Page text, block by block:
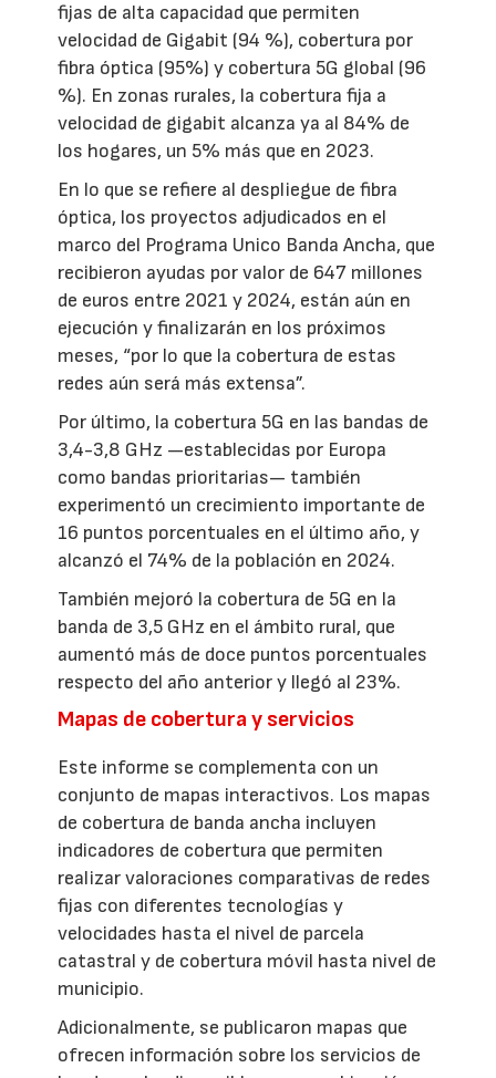
fijas de alta capacidad que permiten
velocidad de Gigabit (94 %), cobertura por
fibra óptica (95%) y cobertura 5G global (96
%). En zonas rurales, la cobertura fija a
velocidad de gigabit alcanza ya al 84% de
los hogares, un 5% más que en 2023.
En lo que se refiere al despliegue de fibra
óptica, los proyectos adjudicados en el
marco del Programa Unico Banda Ancha, que
recibieron ayudas por valor de 647 millones
de euros entre 2021 y 2024, están aún en
ejecución y finalizarán en los próximos
meses, “por lo que la cobertura de estas
redes aún será más extensa”.
Por último, la cobertura 5G en las bandas de
3,4-3,8 GHz —establecidas por Europa
como bandas prioritarias— también
experimentó un crecimiento importante de
16 puntos porcentuales en el último año, y
alcanzó el 74% de la población en 2024.
También mejoró la cobertura de 5G en la
banda de 3,5 GHz en el ámbito rural, que
aumentó más de doce puntos porcentuales
respecto del año anterior y llegó al 23%.
Mapas de cobertura y servicios
Este informe se complementa con un
conjunto de mapas interactivos. Los mapas
de cobertura de banda ancha incluyen
indicadores de cobertura que permiten
realizar valoraciones comparativas de redes
fijas con diferentes tecnologías y
velocidades hasta el nivel de parcela
catastral y de cobertura móvil hasta nivel de
municipio.
Adicionalmente, se publicaron mapas que
ofrecen información sobre los servicios de